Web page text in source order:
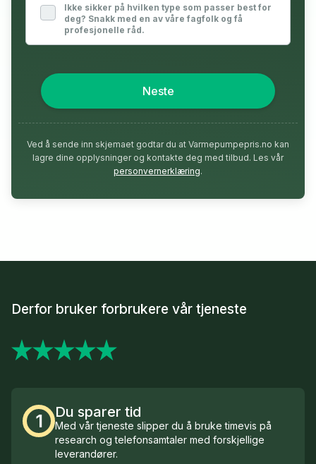
Ikke sikker på hvilken type som passer best for
deg? Snakk med en av våre fagfolk og få
profesjonelle råd.
Neste
Ved å sende inn skjemaet godtar du at Varmepumpepris.no kan
lagre dine opplysninger og kontakte deg med tilbud. Les vår
personvernerklæring.
Derfor bruker forbrukere vår tjeneste
1 Du sparer tid
Med vår tjeneste slipper du å bruke timevis på
research og telefonsamtaler med forskjellige
leverandører.